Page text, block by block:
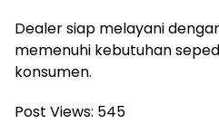
Dealer siap melayani
memenuhi kebutuhan
konsumen.
Post Views: 545